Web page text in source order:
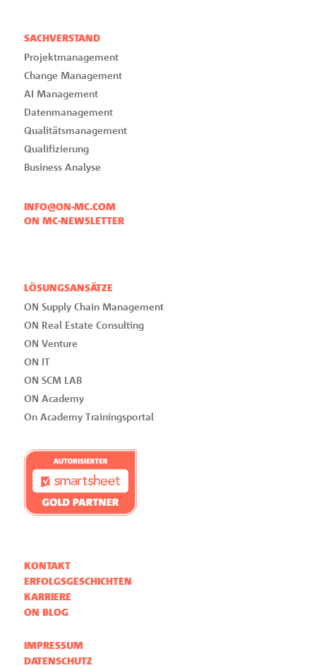
SACHVERSTAND
Projektmanagement
Change Management
AI Management
Datenmanagement
Qualitätsmanagement
Qualifizierung
Business Analyse
INFO@ON-MC.COM
ON MC-NEWSLETTER
LÖSUNGSANSÄTZE
ON Supply Chain Management
ON Real Estate Consulting
ON Venture
ON IT
ON SCM LAB
ON Academy
On Academy Trainingsportal
KONTAKT
ERFOLGSGESCHICHTEN
KARRIERE
ON BLOG
IMPRESSUM
DATENSCHUTZ